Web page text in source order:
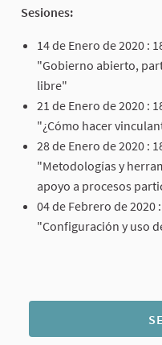
Sesiones:
14 de Enero de 2020 :
"Gobierno abierto,
libre"
21 de Enero de 2020 :
"¿Cómo hacer
28 de Enero de 2020 :
"Metodologías y
apoyo a procesos
04 de Febrero de 2020
"Configuración y uso